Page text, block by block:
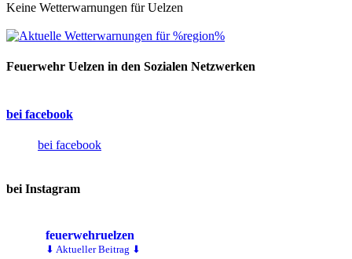
Keine Wetterwarnungen für Uelzen
Feuerwehr Uelzen in den Sozialen Netzwerken
bei facebook
bei facebook
bei Instagram
feuerwehruelzen
⬇ Aktueller Beitrag ⬇